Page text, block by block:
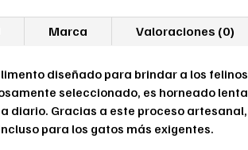
Sabor
cantidad
Marca Valoraciones (0)
diseñado para brindar a los
seleccionado, es horneado
diario. Gracias a este proceso
para los gatos más exigentes.